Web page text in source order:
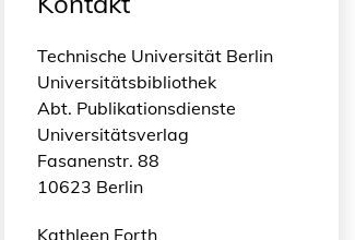
Technische Universität Berlin
Universitätsbibliothek
Abt. Publikationsdienste
Universitätsverlag
Fasanenstr. 88
10623 Berlin
Kathleen Forth